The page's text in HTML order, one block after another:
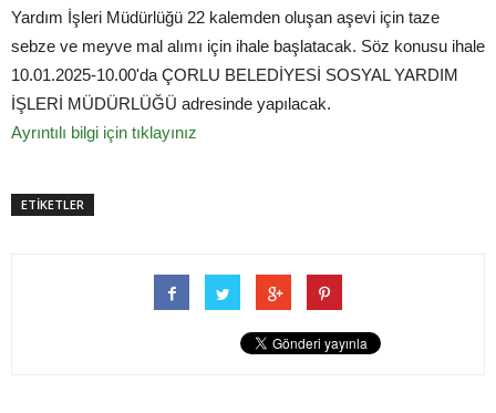
Yardım İşleri Müdürlüğü 22 kalemden oluşan aşevi için taze
sebze ve meyve mal alımı için ihale başlatacak. Söz konusu ihale
10.01.2025-10.00'da ÇORLU BELEDİYESİ SOSYAL YARDIM
İŞLERİ MÜDÜRLÜĞÜ adresinde yapılacak.
Ayrıntılı bilgi için tıklayınız
ETİKETLER